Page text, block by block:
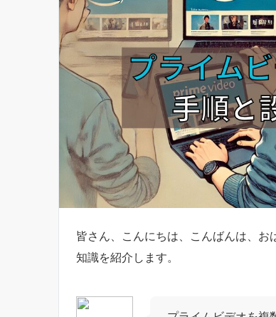
皆さん、こんにちは、こんばんは、
知識を紹介します。